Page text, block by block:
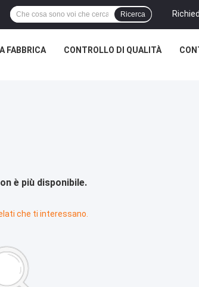
Ricerca
FABBRICA CONTROLLO DI QUALITÀ
è più disponibile.
che ti interessano.